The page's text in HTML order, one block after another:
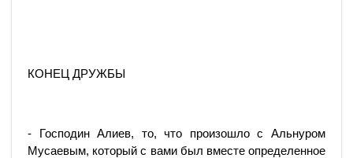
КОНЕЦ ДРУЖБЫ
- Господин Алиев, то, что произошло с Альнуром
Мусаевым, который с вами был вместе определенное